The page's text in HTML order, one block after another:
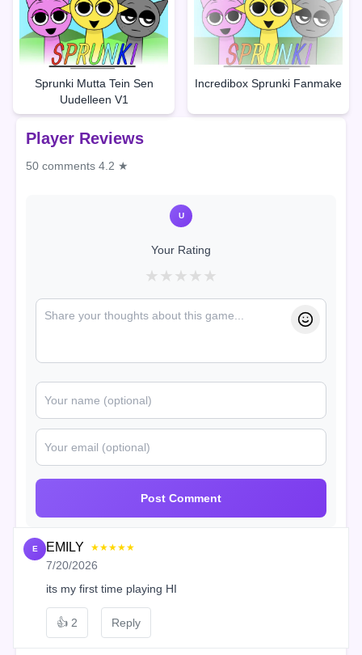
Sprunki Mutta Tein Sen
Uudelleen V1
Incredibox Sprunki Fanmake
Player Reviews
50 comments 4.2 ★
U
Your Rating
★ ★ ★ ★ ★
Post Comment
E EMILY ★★★★★
7/20/2026
its my first time playing HI
👍 2 Reply